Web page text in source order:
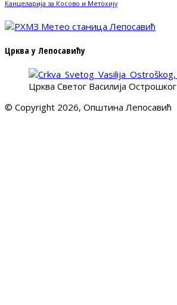
Канцеларија за Косово и Метохију
Црква у Лепосавићу
Црква Светог Василија Острошког
© Copyright 2026, Општина Лепосавић